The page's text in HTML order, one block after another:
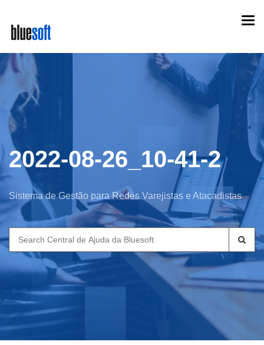
main
content
2022-08-26_10-41-2
Sistema de Gestão para Redes Varejistas e Atacadistas
Search
for: